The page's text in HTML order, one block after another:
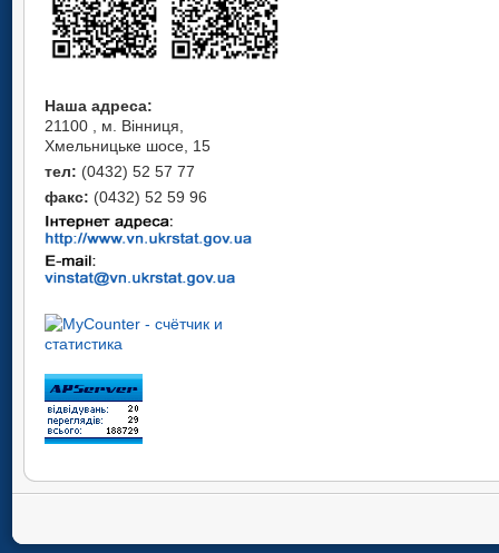
Наша адреса:
21100 , м. Вінниця,
Хмельницьке шосе, 15
тел: (0432) 52 57 77
факс: (0432) 52 59 96